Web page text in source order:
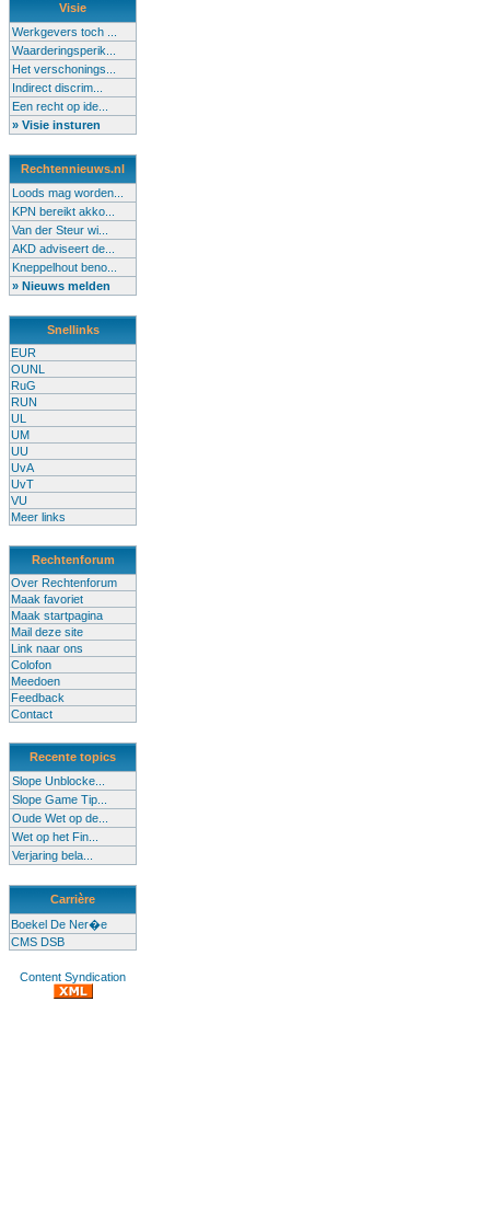
Visie
Werkgevers toch ...
Waarderingsperik...
Het verschonings...
Indirect discrim...
Een recht op ide...
» Visie insturen
Rechtennieuws.nl
Loods mag worden...
KPN bereikt akko...
Van der Steur wi...
AKD adviseert de...
Kneppelhout beno...
» Nieuws melden
Snellinks
EUR
OUNL
RuG
RUN
UL
UM
UU
UvA
UvT
VU
Meer links
Rechtenforum
Over Rechtenforum
Maak favoriet
Maak startpagina
Mail deze site
Link naar ons
Colofon
Meedoen
Feedback
Contact
Recente topics
Slope Unblocke...
Slope Game Tip...
Oude Wet op de...
Wet op het Fin...
Verjaring bela...
Carrière
Boekel De Ner�e
CMS DSB
Content Syndication